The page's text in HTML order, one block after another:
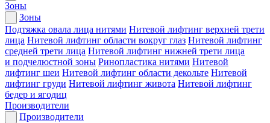
Зоны
Зоны
Подтяжка овала лица нитями Нитевой лифтинг верхней трети
лица Нитевой лифтинг области вокруг глаз Нитевой лифтинг
средней трети лица Нитевой лифтинг нижней трети лица
и подчелюстной зоны Ринопластика нитями Нитевой
лифтинг шеи Нитевой лифтинг области декольте Нитевой
лифтинг груди Нитевой лифтинг живота Нитевой лифтинг
бедер и ягодиц
Производители
Производители